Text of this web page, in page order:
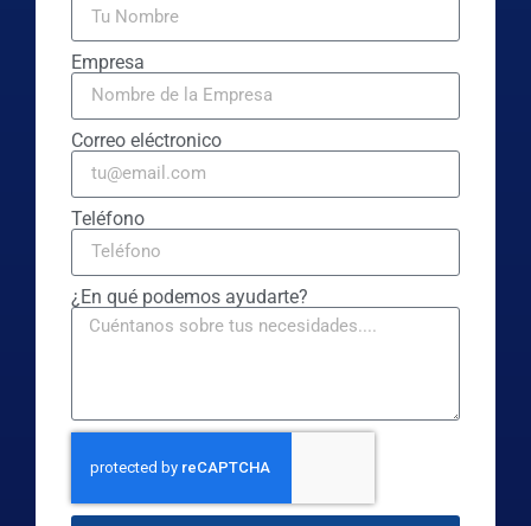
Empresa
Correo eléctronico
Teléfono
¿En qué podemos ayudarte?